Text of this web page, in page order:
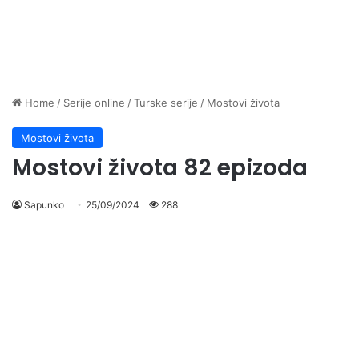
Home / Serije online /Turske serije / Mostovi života
Mostovi života
Mostovi života 82 epizoda
Sapunko 25/09/2024 288